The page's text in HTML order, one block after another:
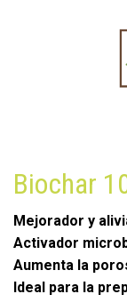
Biochar
Mejorador y
Activador
Aumenta la
Ideal para la